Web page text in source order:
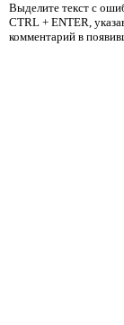
Выделите текст с
CTRL + ENTER,
комментарий в